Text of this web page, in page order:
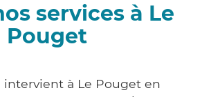
services à Le
Pouget
intervient à Le Pouget en